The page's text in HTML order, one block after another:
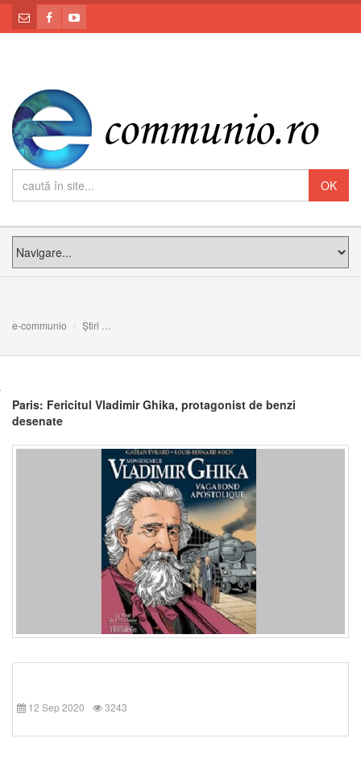
e-communio Știri
Paris: Fericitul Vladimir Ghika, protagonist de benzi
desenate
12 Sep 2020 3243